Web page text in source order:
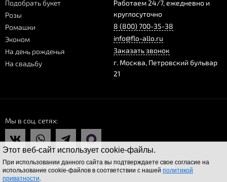
Этот веб-сайт использует cookie-файлы.
При использовании данного сайта вы подтверждаете свое согласие на
использование cookie-файлов в соответствии с нашей политикой
приватности.
Подобрать букет
Розы
Ромашки
Эконом
На день рожденья
На свадьбу
Работаем 24/7, ежедневно и
круглосуточно
8 (800) 700-35-38
info@flo-allo.ru
Заказать звонок
г. Москва, Петровский бульвар
21
Мы в соц. сетях
© 2026 Доставка цветов по всей России Flo-allo.ru